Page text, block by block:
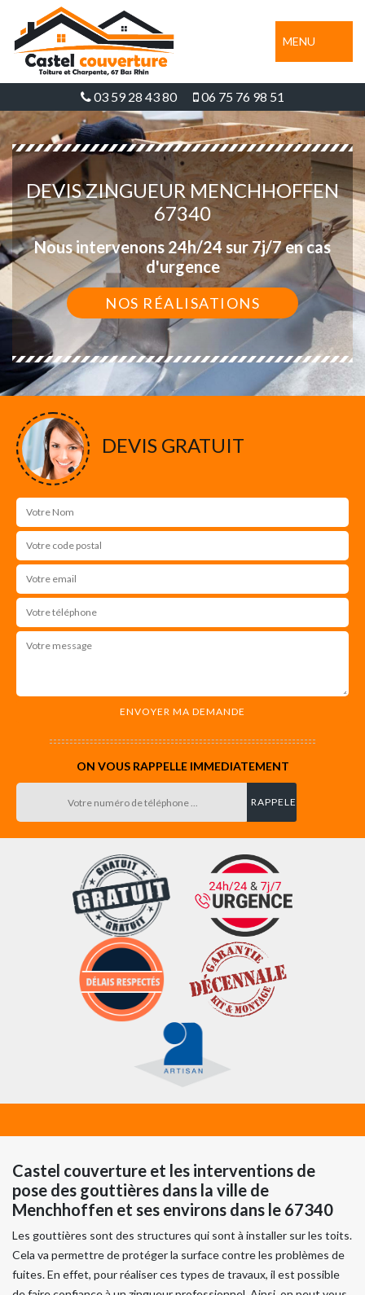
MENU
03 59 28 43 80 06 75 76 98 51
DEVIS ZINGUEUR MENCHHOFFEN
67340
Nous intervenons 24h/24 sur 7j/7 en cas
d'urgence
NOS RÉALISATIONS
DEVIS GRATUIT
ON VOUS RAPPELLE IMMEDIATEMENT
Castel couverture et les interventions de
pose des gouttières dans la ville de
Menchhoffen et ses environs dans le 67340
Les gouttières sont des structures qui sont à installer sur les toits.
Cela va permettre de protéger la surface contre les problèmes de
fuites. En effet, pour réaliser ces types de travaux, il est possible